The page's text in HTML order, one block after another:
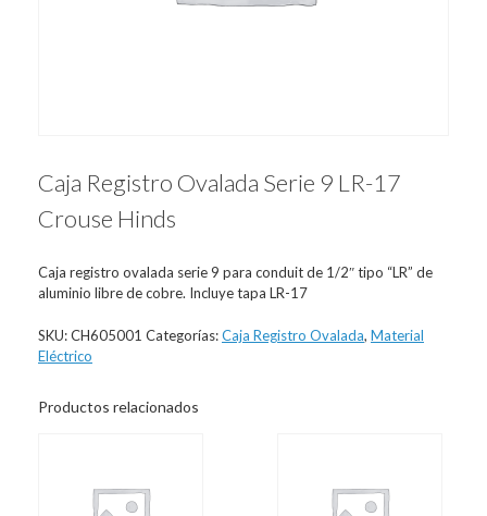
Caja Registro Ovalada Serie 9 LR-17
Crouse Hinds
Caja registro ovalada serie 9 para conduit de 1/2″ tipo “LR” de
aluminio libre de cobre. Incluye tapa LR-17
SKU:CH605001 Categorías:Caja Registro Ovalada, Material
Eléctrico
Productos relacionados